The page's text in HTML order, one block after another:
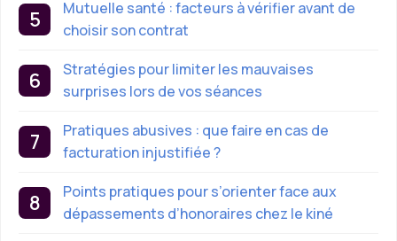
Mutuelle santé : facteurs à vérifier avant de
choisir son contrat
Stratégies pour limiter les mauvaises
surprises lors de vos séances
Pratiques abusives : que faire en cas de
facturation injustifiée ?
Points pratiques pour s’orienter face aux
dépassements d’honoraires chez le kiné